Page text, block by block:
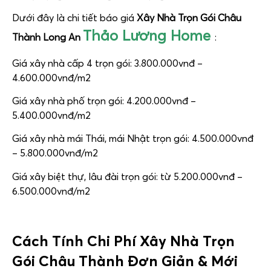
Dưới đây là chi tiết báo giá Xây Nhà Trọn Gói Châu
Thành Long An Thảo Lương Home :
Giá xây nhà cấp 4 trọn gói: 3.800.000vnđ –
4.600.000vnđ/m2
Giá xây nhà phố trọn gói: 4.200.000vnđ –
5.400.000vnđ/m2
Giá xây nhà mái Thái, mái Nhật trọn gói: 4.500.000vnđ
– 5.800.000vnđ/m2
Giá xây biệt thự, lâu đài trọn gói: từ 5.200.000vnđ –
6.500.000vnđ/m2
Cách Tính Chi Phí Xây Nhà Trọn
Gói Châu Thành Đơn Giản & Mới